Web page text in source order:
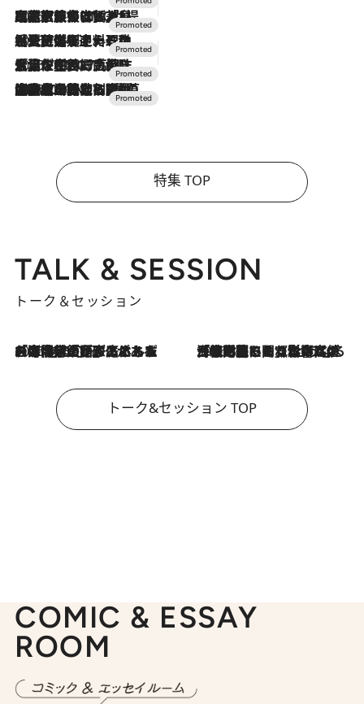
2026.7.31
【ホテル帰省】という選択肢をOMOが提案。家族とほどよい距離を保つには「昼は実家、夜は気兼ねなくホテルで！」
2026.7.24
【夏限定ディナーコース】旬を迎える稚鮎や花ズッキーニなどをイタリア・トスカーナの郷土料理の手法で満喫！
2026.7.17
「土佐和ハーブかき氷」がOMO7高知に登場！生姜、山椒、大葉など目にも舌にも涼を呼ぶ郷土の味
2026.7.10
NEW OPEN！【界 草津】名湯の地に誕生。趣の異なる2種の温泉と上州ならではの会席・蕎麦割烹など美食を味わう究極の癒やし旅
特集 TOP
TALK & SESSION
トーク＆セッション
2026.8.3
「今後値上げがあるとすれば…」「リスクがあるのは今年の冬」エネルギー専門家が語る、ホルムズ海峡封鎖が家庭にもたらす“ある心配” 2026.8.3
「住宅建てられない…」「サーチャージ料の高値が続いている」ホルムズ海峡封鎖による影響はいつまで続く？《エネルギー専門家に聞く“どうなる日本の暮らし”》
トーク&セッション TOP
COMIC & ESSAY
ROOM